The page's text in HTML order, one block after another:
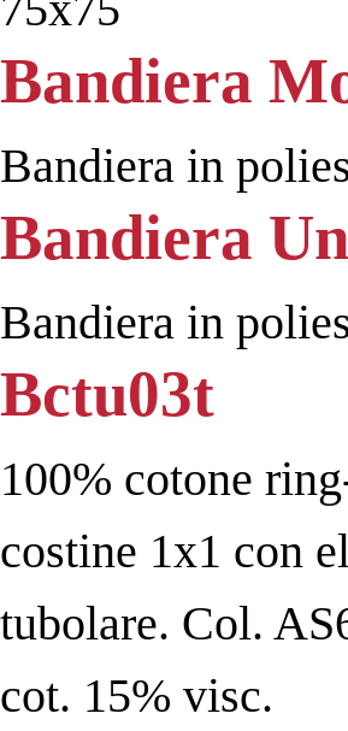
Bandiera
Bandiera in
Bandiera
Bandiera in
Bctu03t
100% cotone
costine 1x1 con
tubolare. Col.
cot. 15% visc.